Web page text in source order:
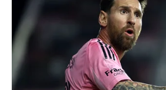
brindando un apoyo financiero
más lo necesitan. Sin
destacar que este subsidio
hasta el viaje número 30 al
usuario asumirá el costo total.